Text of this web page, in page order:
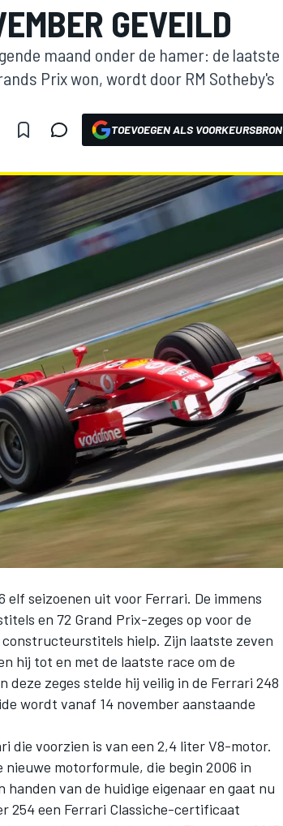
GEVEILD
maand onder de hamer: de laatste
Prix won, wordt door RM Sotheby's
TOEVOEGEN ALS VOORKEURSBRON
elf seizoenen uit voor Ferrari. De immens
en 72 Grand Prix-zeges op voor de
constructeurstitels hielp. Zijn laatste zeven
hij tot en met de laatste race om de
deze zeges stelde hij veilig in de Ferrari 248
wordt vanaf 14 november aanstaande
die voorzien is van een 2,4 liter V8-motor.
motorformule, die begin 2006 in
van de huidige eigenaar en gaat nu
254 een Ferrari Classiche-certificaat